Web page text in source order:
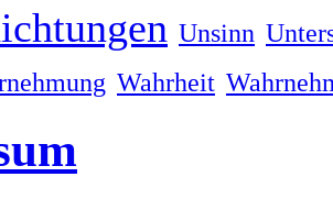
Unsinn
Wahrheit